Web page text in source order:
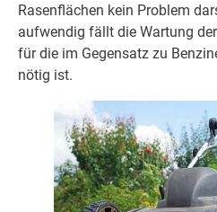
Rasenflächen kein Problem
aufwendig fällt die Wartung
für die im Gegensatz zu
nötig ist.